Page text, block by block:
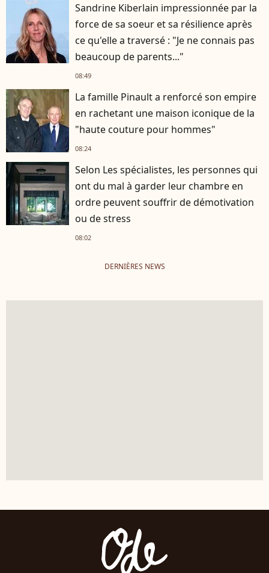
Sandrine Kiberlain impressionnée par la
force de sa soeur et sa résilience après
ce qu'elle a traversé : "Je ne connais pas
beaucoup de parents..."
08:49
La famille Pinault a renforcé son empire
en rachetant une maison iconique de la
"haute couture pour hommes"
08:24
Selon Les spécialistes, les personnes qui
ont du mal à garder leur chambre en
ordre peuvent souffrir de démotivation
ou de stress
08:02
DERNIÈRES NEWS